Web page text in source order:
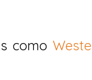
como